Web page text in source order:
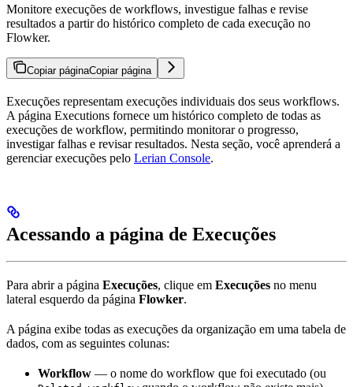
Monitore execuções de workflows, investigue falhas e revise
resultados a partir do histórico completo de cada execução no
Flowker.
Copiar páginaCopiar página
Execuções representam execuções individuais dos seus workflows.
A página Executions fornece um histórico completo de todas as
execuções de workflow, permitindo monitorar o progresso,
investigar falhas e revisar resultados. Nesta seção, você aprenderá a
gerenciar execuções pelo Lerian Console.
Acessando a página de Execuções
Para abrir a página Execuções, clique em Execuções no menu
lateral esquerdo da página Flowker.
A página exibe todas as execuções da organização em uma tabela de
dados, com as seguintes colunas:
Workflow — o nome do workflow que foi executado (ou